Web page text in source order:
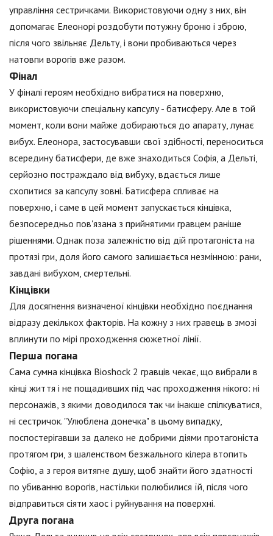
управління сестричками. Використовуючи одну з них, він
допомагає Елеонорі роздобути потужну броню і зброю,
після чого звільняє Дельту, і вони пробиваються через
натовпи ворогів вже разом.
Фінал
У фіналі героям необхідно вибратися на поверхню,
використовуючи спеціальну капсулу - батисферу. Але в той
момент, коли вони майже добираються до апарату, лунає
вибух. Елеонора, застосувавши свої здібності, переноситься
всередину батисфери, де вже знаходиться Софія, а Дельті,
серйозно постраждало від вибуху, вдається лише
схопитися за капсулу зовні. Батисфера спливає на
поверхню, і саме в цей момент запускається кінцівка,
безпосередньо пов'язана з прийнятими гравцем раніше
рішеннями. Однак поза залежністю від дій протагоніста на
протязі гри, доля його самого залишається незмінною: рани,
завдані вибухом, смертельні.
Кінцівки
Для досягнення визначеної кінцівки необхідно поєднання
відразу декількох факторів. На кожну з них гравець в змозі
вплинути по мірі проходження сюжетної лінії.
Перша погана
Сама сумна кінцівка Bioshock 2 гравців чекає, що вибрали в
кінці життя і не пощадивших під час проходження нікого: ні
персонажів, з якими доводилося так чи інакше спілкуватися,
ні сестричок. "Улюблена донечка" в цьому випадку,
поспостерігавши за далеко не добрими діями протагоніста
протягом гри, з шаленством безжального кілера втопить
Софію, а з героя витягне душу, щоб знайти його здатності
по убиванню ворогів, настільки полюбилися їй, після чого
відправиться сіяти хаос і руйнування на поверхні.
Друга погана